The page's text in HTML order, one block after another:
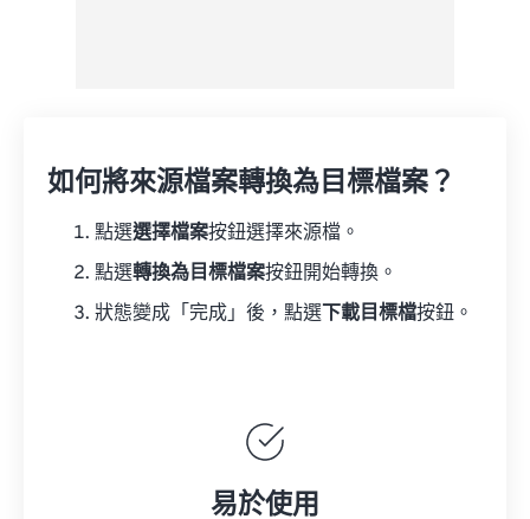
如何將來源檔案轉換為目標檔案？
點選選擇檔案按鈕選擇來源檔。
點選轉換為目標檔案按鈕開始轉換。
狀態變成「完成」後，點選 下載目標檔按鈕。
易於使用